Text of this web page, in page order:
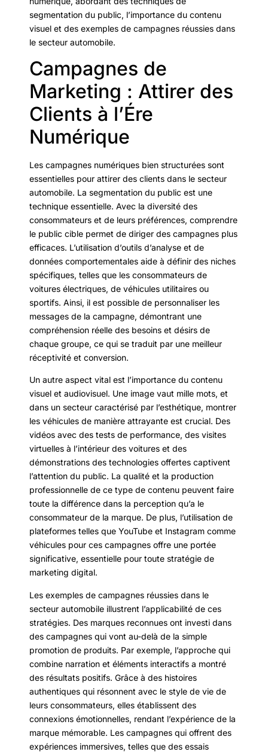
segmentation du public, l’importance du contenu
visuel et des exemples de campagnes réussies dans
le secteur automobile.
Campagnes de
Marketing : Attirer des
Clients à l’Ére
Numérique
Les campagnes numériques bien structurées sont
essentielles pour attirer des clients dans le secteur
automobile. La segmentation du public est une
technique essentielle. Avec la diversité des
consommateurs et de leurs préférences, comprendre
le public cible permet de diriger des campagnes plus
efficaces. L’utilisation d’outils d’analyse et de
données comportementales aide à définir des niches
spécifiques, telles que les consommateurs de
voitures électriques, de véhicules utilitaires ou
sportifs. Ainsi, il est possible de personnaliser les
messages de la campagne, démontrant une
compréhension réelle des besoins et désirs de
chaque groupe, ce qui se traduit par une meilleur
réceptivité et conversion.
Un autre aspect vital est l’importance du contenu
visuel et audiovisuel. Une image vaut mille mots, et
dans un secteur caractérisé par l’esthétique, montrer
les véhicules de manière attrayante est crucial. Des
vidéos avec des tests de performance, des visites
virtuelles à l’intérieur des voitures et des
démonstrations des technologies offertes captivent
l’attention du public. La qualité et la production
professionnelle de ce type de contenu peuvent faire
toute la différence dans la perception qu’a le
consommateur de la marque. De plus, l’utilisation de
plateformes telles que YouTube et Instagram comme
véhicules pour ces campagnes offre une portée
significative, essentielle pour toute stratégie de
marketing digital.
Les exemples de campagnes réussies dans le
secteur automobile illustrent l’applicabilité de ces
stratégies. Des marques reconnues ont investi dans
des campagnes qui vont au-delà de la simple
promotion de produits. Par exemple, l’approche qui
combine narration et éléments interactifs a montré
des résultats positifs. Grâce à des histoires
authentiques qui résonnent avec le style de vie de
leurs consommateurs, elles établissent des
connexions émotionnelles, rendant l’expérience de la
marque mémorable. Les campagnes qui offrent des
expériences immersives, telles que des essais